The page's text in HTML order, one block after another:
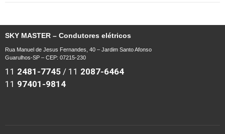
SKY MASTER – Condutores elétricos
Rua Manuel de Jesus Fernandes, 40 – Jardim Santo Afonso
Guarulhos-SP – CEP: 07215-230
11 2481-7745 / 11 2087-6464
11 97401-9814